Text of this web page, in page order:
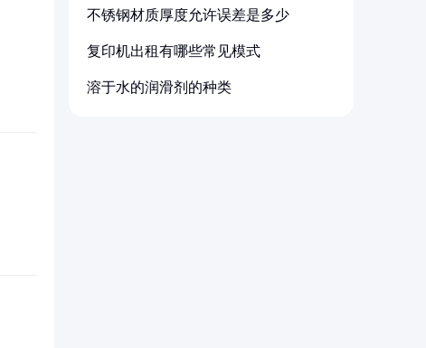
不锈钢材质厚度允许误差是多少
复印机出租有哪些常见模式
溶于水的润滑剂的种类